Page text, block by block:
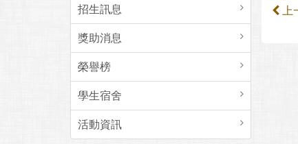
招生訊息
獎助消息
榮譽榜
學生宿舍
活動資訊
上